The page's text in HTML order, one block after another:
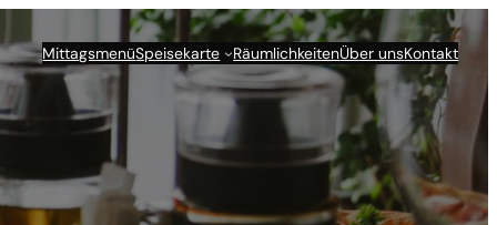
MittagsmenüSpeisekarte RäumlichkeitenÜber unsKontakt